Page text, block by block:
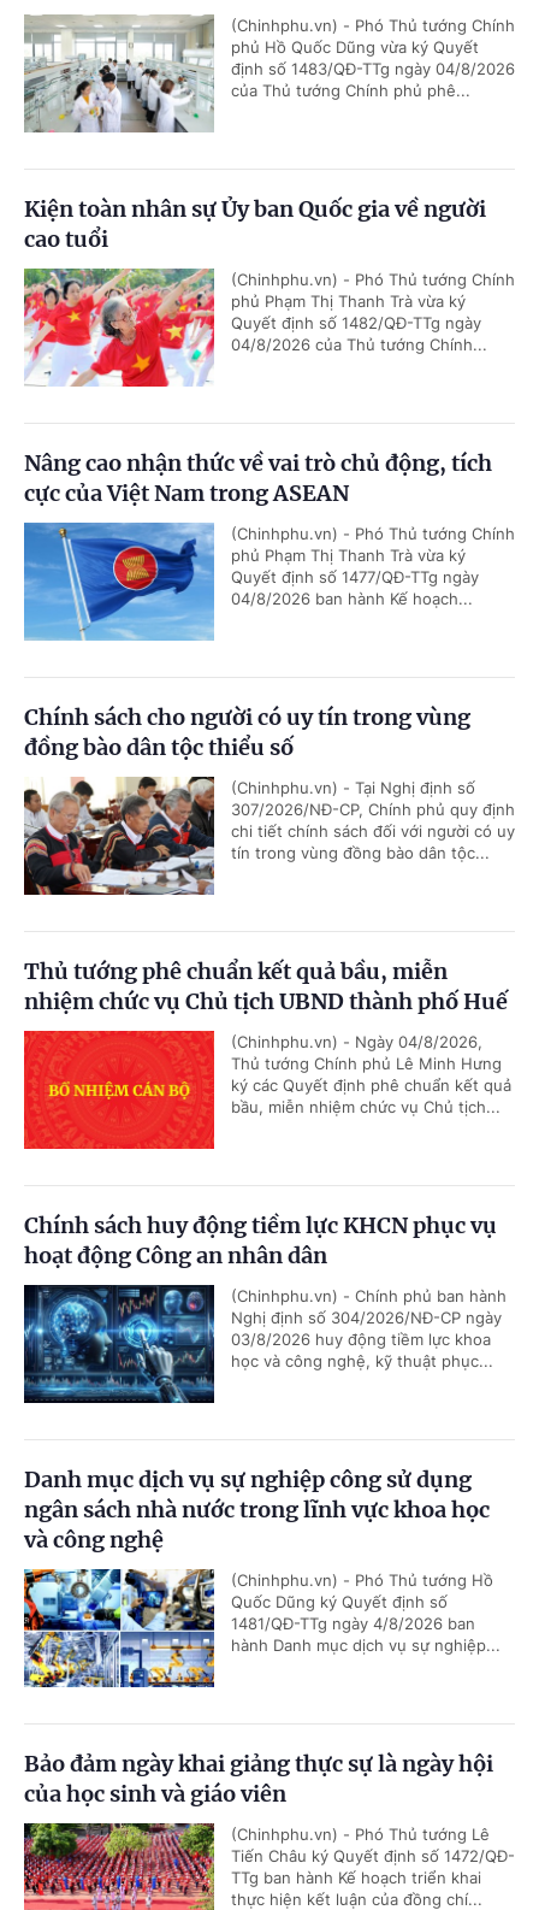
(Chinhphu.vn) - Phó Thủ tướng Chính
phủ Hồ Quốc Dũng vừa ký Quyết
định số 1483/QĐ-TTg ngày 04/8/2026
của Thủ tướng Chính phủ phê...
Kiện toàn nhân sự Ủy ban Quốc gia về người
cao tuổi
(Chinhphu.vn) - Phó Thủ tướng Chính
phủ Phạm Thị Thanh Trà vừa ký
Quyết định số 1482/QĐ-TTg ngày
04/8/2026 của Thủ tướng Chính...
Nâng cao nhận thức về vai trò chủ động, tích
cực của Việt Nam trong ASEAN
(Chinhphu.vn) - Phó Thủ tướng Chính
phủ Phạm Thị Thanh Trà vừa ký
Quyết định số 1477/QĐ-TTg ngày
04/8/2026 ban hành Kế hoạch...
Chính sách cho người có uy tín trong vùng
đồng bào dân tộc thiểu số
(Chinhphu.vn) - Tại Nghị định số
307/2026/NĐ-CP, Chính phủ quy định
chi tiết chính sách đối với người có uy
tín trong vùng đồng bào dân tộc...
Thủ tướng phê chuẩn kết quả bầu, miễn
nhiệm chức vụ Chủ tịch UBND thành phố Huế
(Chinhphu.vn) - Ngày 04/8/2026,
Thủ tướng Chính phủ Lê Minh Hưng
ký các Quyết định phê chuẩn kết quả
bầu, miễn nhiệm chức vụ Chủ tịch...
Chính sách huy động tiềm lực KHCN phục vụ
hoạt động Công an nhân dân
(Chinhphu.vn) - Chính phủ ban hành
Nghị định số 304/2026/NĐ-CP ngày
03/8/2026 huy động tiềm lực khoa
học và công nghệ, kỹ thuật phục...
Danh mục dịch vụ sự nghiệp công sử dụng
ngân sách nhà nước trong lĩnh vực khoa học
và công nghệ
(Chinhphu.vn) - Phó Thủ tướng Hồ
Quốc Dũng ký Quyết định số
1481/QĐ-TTg ngày 4/8/2026 ban
hành Danh mục dịch vụ sự nghiệp...
Bảo đảm ngày khai giảng thực sự là ngày hội
của học sinh và giáo viên
(Chinhphu.vn) - Phó Thủ tướng Lê
Tiến Châu ký Quyết định số 1472/QĐ-
TTg ban hành Kế hoạch triển khai
thực hiện kết luận của đồng chí...